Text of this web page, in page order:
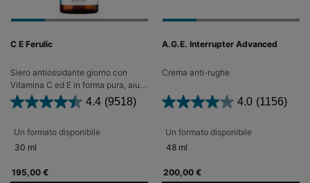
C E Ferulic
Siero antiossidante giorno con
Vitamina C ed E in forma pura, aiuta
a migliorare l'aspetto delle rughe e
delle linee sottili.
4.4 (9518)
Un formato disponibile
30 ml
195,00 €
A.G.E. Interrupter Advanced
Crema anti-rughe
4.0 (1156)
Un formato disponibile
48 ml
200,00 €